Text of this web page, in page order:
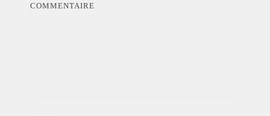
COMMENTAIRE